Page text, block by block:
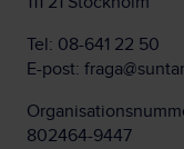
Tel: 08-641 22 50
E-post:
802464-9447